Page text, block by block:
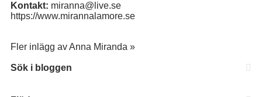
Kontakt: miranna@live.se
https://www.mirannalamore.se
Fler inlägg av Anna Miranda »
Sök i bloggen